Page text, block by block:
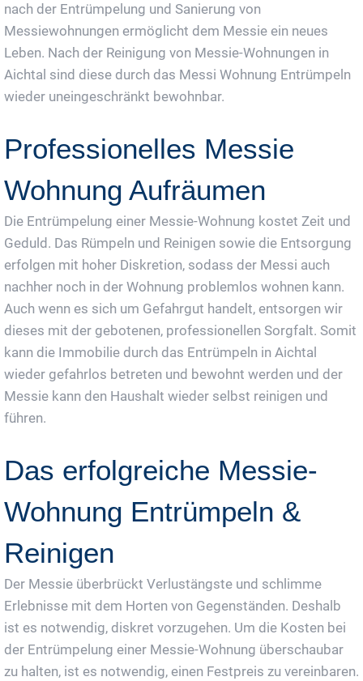
nach der Entrümpelung und Sanierung von
Messiewohnungen ermöglicht dem Messie ein neues
Leben. Nach der Reinigung von Messie-Wohnungen in
Aichtal sind diese durch das Messi Wohnung Entrümpeln
wieder uneingeschränkt bewohnbar.
Professionelles Messie
Wohnung Aufräumen
Die Entrümpelung einer Messie-Wohnung kostet Zeit und
Geduld. Das Rümpeln und Reinigen sowie die Entsorgung
erfolgen mit hoher Diskretion, sodass der Messi auch
nachher noch in der Wohnung problemlos wohnen kann.
Auch wenn es sich um Gefahrgut handelt, entsorgen wir
dieses mit der gebotenen, professionellen Sorgfalt. Somit
kann die Immobilie durch das Entrümpeln in Aichtal
wieder gefahrlos betreten und bewohnt werden und der
Messie kann den Haushalt wieder selbst reinigen und
führen.
Das erfolgreiche Messie-
Wohnung Entrümpeln &
Reinigen
Der Messie überbrückt Verlustängste und schlimme
Erlebnisse mit dem Horten von Gegenständen. Deshalb
ist es notwendig, diskret vorzugehen. Um die Kosten bei
der Entrümpelung einer Messie-Wohnung überschaubar
zu halten, ist es notwendig, einen Festpreis zu vereinbaren.